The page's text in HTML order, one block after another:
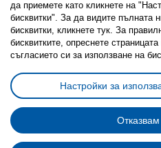
Политика за използване
Избор на настройки за
Условия за ползване на ikea.bg
Политика за защита на
Общи условия на
Политика за защита на лични
да приемете като кликнете на
бисквитки". За да видите пълната
бисквитки, кликнете тук. За
бисквитките, опреснете
съгласието си за използване на
Настройки за
Отказвам